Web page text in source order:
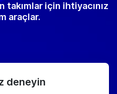
takımlar için ihtiyacınız
araçlar.
deneyin